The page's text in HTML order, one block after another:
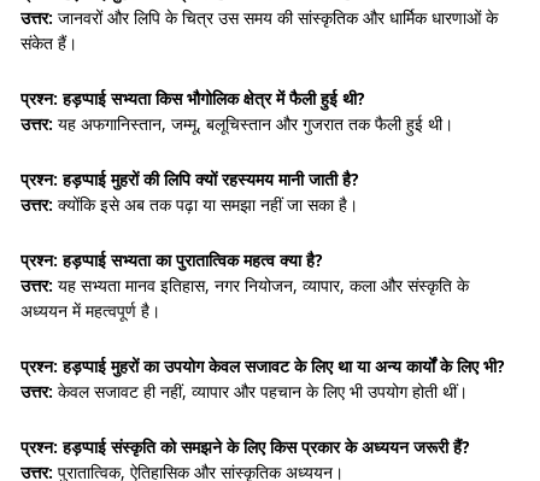
उत्तर: जानवरों और लिपि के चित्र उस समय की सांस्कृतिक और धार्मिक धारणाओं के
संकेत हैं।
प्रश्न: हड़प्पाई सभ्यता किस भौगोलिक क्षेत्र में फैली हुई थी?
उत्तर: यह अफगानिस्तान, जम्मू, बलूचिस्तान और गुजरात तक फैली हुई थी।
प्रश्न: हड़प्पाई मुहरों की लिपि क्यों रहस्यमय मानी जाती है?
उत्तर: क्योंकि इसे अब तक पढ़ा या समझा नहीं जा सका है।
प्रश्न: हड़प्पाई सभ्यता का पुरातात्विक महत्व क्या है?
उत्तर: यह सभ्यता मानव इतिहास, नगर नियोजन, व्यापार, कला और संस्कृति के
अध्ययन में महत्वपूर्ण है।
प्रश्न: हड़प्पाई मुहरों का उपयोग केवल सजावट के लिए था या अन्य कार्यों के लिए भी?
उत्तर: केवल सजावट ही नहीं, व्यापार और पहचान के लिए भी उपयोग होती थीं।
प्रश्न: हड़प्पाई संस्कृति को समझने के लिए किस प्रकार के अध्ययन जरूरी हैं?
उत्तर: पुरातात्विक, ऐतिहासिक और सांस्कृतिक अध्ययन।